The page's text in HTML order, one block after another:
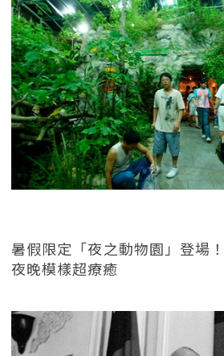
暑假限定「夜之動物園」登場
夜晚模樣超療癒